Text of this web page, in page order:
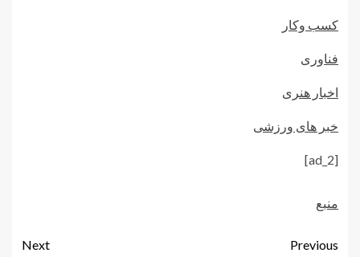
کسب وکار
فناوری
اخبار هنری
خبر های ورزشی
[ad_2]
منبع
Previous
Next